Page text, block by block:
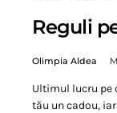
Reguli
Olimpia Aldea
Ultimul lucru pe
tău un cadou,